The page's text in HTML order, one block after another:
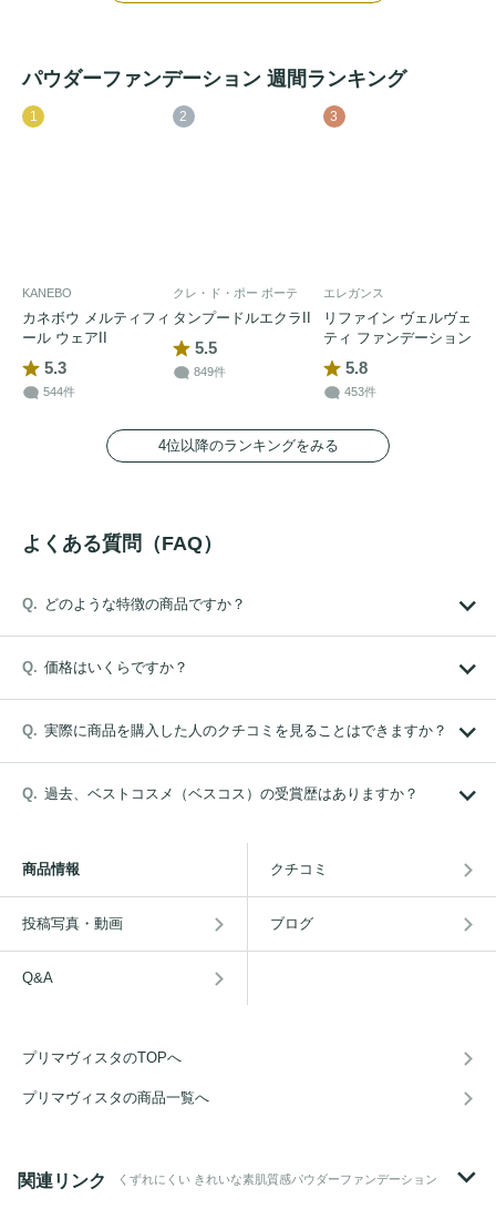
パウダーファンデーション 週間ランキング
1
KANEBO
カネボウ メルティフィ
ール ウェアII
5.3
544件
2
クレ・ド・ポー ボーテ
タンプードルエクラII
5.5
849件
3
エレガンス
リファイン ヴェルヴェ
ティ ファンデーション
5.8
453件
4位以降のランキングをみる
よくある質問（FAQ）
どのような特徴の商品ですか？
価格はいくらですか？
実際に商品を購入した人のクチコミを見ることはできますか？
過去、ベストコスメ（ベスコス）の受賞歴はありますか？
商品情報 クチコミ
投稿写真・動画 ブログ
Q&A
プリマヴィスタのTOPへ
プリマヴィスタの商品一覧へ
関連リンク くずれにくい きれいな素肌質感パウダーファンデーション